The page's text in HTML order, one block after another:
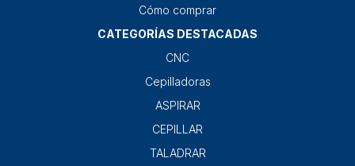
Cómo comprar
CATEGORÍAS DESTACADAS
CNC
Cepilladoras
ASPIRAR
CEPILLAR
TALADRAR